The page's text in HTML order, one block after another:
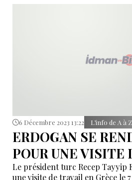
6 Décembre 2023 13:22 L’info de A à
ERDOGAN SE
POUR UNE VISITE
Le président turc Recep Tayyip
une visite de travail en Grèce le